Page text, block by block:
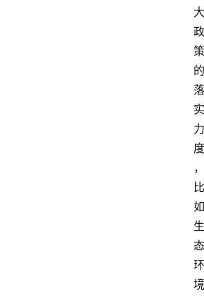
大
政
策
的
落
实
力
度
，
比
如
生
态
环
境